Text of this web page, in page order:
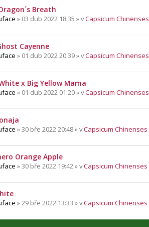
Breath
» 03 dub 2022 18:35 » vCapsicum Chinenses
Cayenne
» 01 dub 2022 20:39 » vCapsicum Chinenses
x Big Yellow Mama
» 01 dub 2022 01:20 » vCapsicum Chinenses
» 30 bře 2022 20:48 » vCapsicum Chinenses
Orange Apple
» 30 bře 2022 19:42 » vCapsicum Chinenses
» 29 bře 2022 13:33 » vCapsicum Chinenses